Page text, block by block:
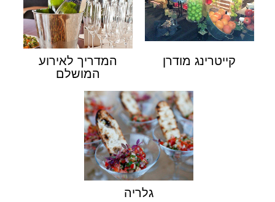
קייטרינג מודרן
המדריך לאירוע
המושלם
גלריה